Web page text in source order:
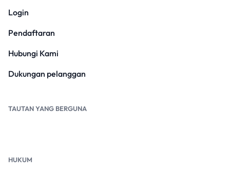
Login
Pendaftaran
Hubungi Kami
Dukungan pelanggan
TAUTAN YANG BERGUNA
HUKUM